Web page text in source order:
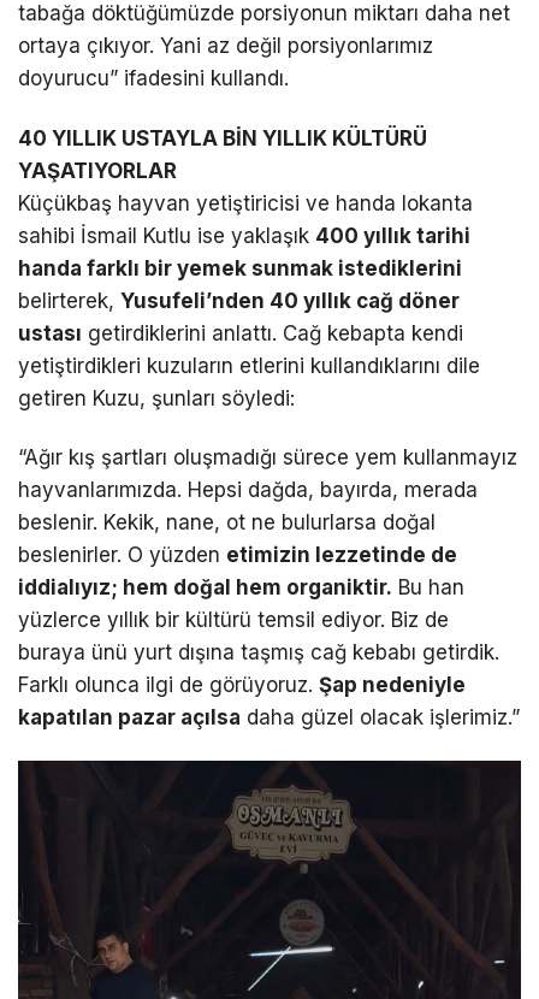
tabağa döktüğümüzde porsiyonun miktarı daha net
ortaya çıkıyor. Yani az değil porsiyonlarımız
doyurucu” ifadesini kullandı.
40 YILLIK USTAYLA BİN YILLIK KÜLTÜRÜ
YAŞATIYORLAR
Küçükbaş hayvan yetiştiricisi ve handa lokanta
sahibi İsmail Kutlu ise yaklaşık 400 yıllık tarihi
handa farklı bir yemek sunmak istediklerini
belirterek, Yusufeli’nden 40 yıllık cağ döner
ustası getirdiklerini anlattı. Cağ kebapta kendi
yetiştirdikleri kuzuların etlerini kullandıklarını dile
getiren Kuzu, şunları söyledi:
“Ağır kış şartları oluşmadığı sürece yem kullanmayız
hayvanlarımızda. Hepsi dağda, bayırda, merada
beslenir. Kekik, nane, ot ne bulurlarsa doğal
beslenirler. O yüzden etimizin lezzetinde de
iddialıyız; hem doğal hem organiktir. Bu han
yüzlerce yıllık bir kültürü temsil ediyor. Biz de
buraya ünü yurt dışına taşmış cağ kebabı getirdik.
Farklı olunca ilgi de görüyoruz. Şap nedeniyle
kapatılan pazar açılsa daha güzel olacak işlerimiz.”